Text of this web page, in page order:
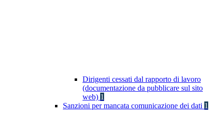
Dirigenti cessati dal rapporto di lavoro
(documentazione da pubblicare sul sito
web) 1
Sanzioni per mancata comunicazione dei dati 1